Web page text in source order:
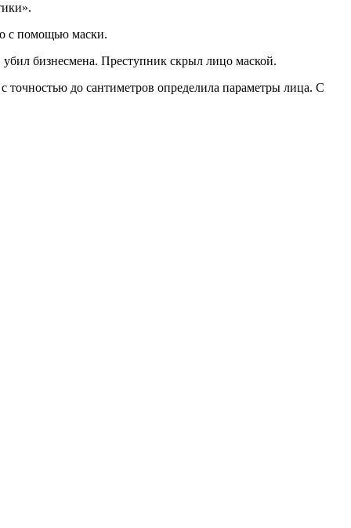
с помощью маски.
бизнесмена. Преступник скрыл лицо маской.
точностью до сантиметров определила параметры лица. С